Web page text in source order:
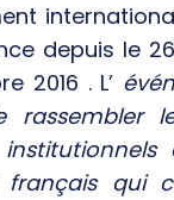
depuis le
2016 . L’
rassembler
français qui